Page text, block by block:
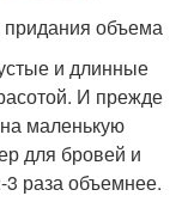
объема
и длинные
И прежде
маленькую
для бровей и
3 раза объемнее.